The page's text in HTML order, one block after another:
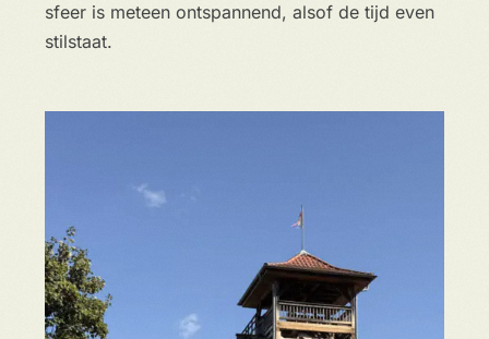
sfeer is meteen ontspannend, alsof de tijd even
stilstaat.